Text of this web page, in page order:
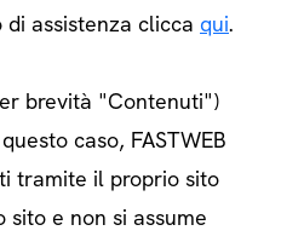
assistenza clicca qui.
brevità "Contenuti")
caso, FASTWEB
tramite il proprio sito
e non si assume